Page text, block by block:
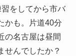
をしてから市バ
かも。片道40分
の名古屋は昼間
せんでしたか？